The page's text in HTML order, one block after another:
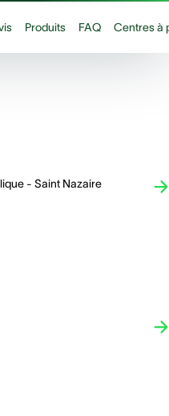
Produits FAQ Centres à
- Saint Nazaire